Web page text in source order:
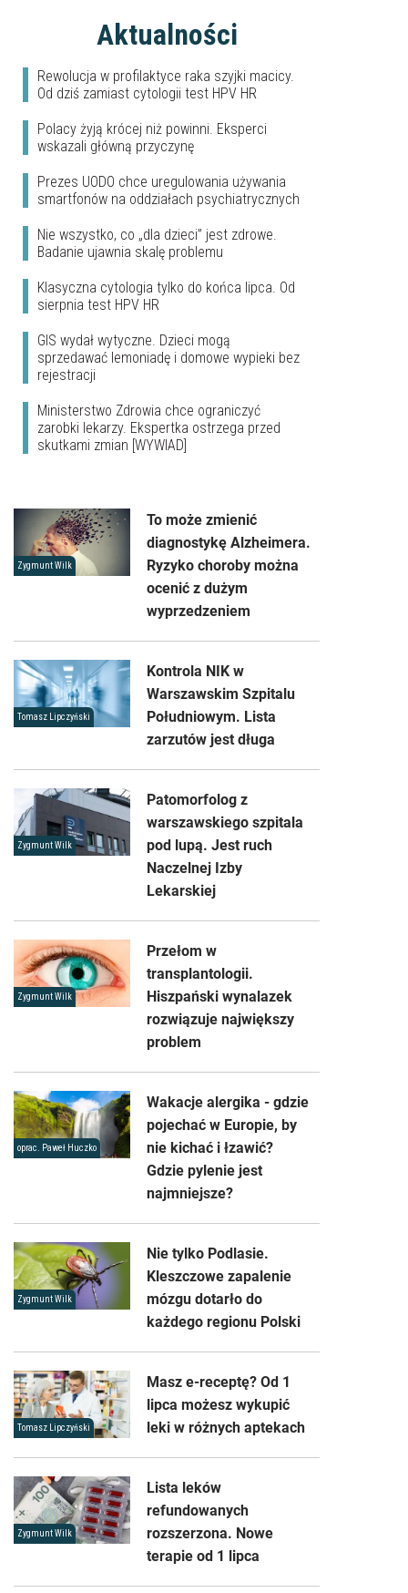
Aktualności
Rewolucja w profilaktyce raka szyjki macicy.
Od dziś zamiast cytologii test HPV HR
Polacy żyją krócej niż powinni. Eksperci
wskazali główną przyczynę
Prezes UODO chce uregulowania używania
smartfonów na oddziałach psychiatrycznych
Nie wszystko, co „dla dzieci” jest zdrowe.
Badanie ujawnia skalę problemu
Klasyczna cytologia tylko do końca lipca. Od
sierpnia test HPV HR
GIS wydał wytyczne. Dzieci mogą
sprzedawać lemoniadę i domowe wypieki bez
rejestracji
Ministerstwo Zdrowia chce ograniczyć
zarobki lekarzy. Ekspertka ostrzega przed
skutkami zmian [WYWIAD]
Zygmunt Wilk
To może zmienić
diagnostykę Alzheimera.
Ryzyko choroby można
ocenić z dużym
wyprzedzeniem
Tomasz Lipczyński
Kontrola NIK w
Warszawskim Szpitalu
Południowym. Lista
zarzutów jest długa
Zygmunt Wilk
Patomorfolog z
warszawskiego szpitala
pod lupą. Jest ruch
Naczelnej Izby
Lekarskiej
Zygmunt Wilk
Przełom w
transplantologii.
Hiszpański wynalazek
rozwiązuje największy
problem
oprac. Paweł Huczko
Wakacje alergika - gdzie
pojechać w Europie, by
nie kichać i łzawić?
Gdzie pylenie jest
najmniejsze?
Zygmunt Wilk
Nie tylko Podlasie.
Kleszczowe zapalenie
mózgu dotarło do
każdego regionu Polski
Tomasz Lipczyński
Masz e-receptę? Od 1
lipca możesz wykupić
leki w różnych aptekach
Zygmunt Wilk
Lista leków
refundowanych
rozszerzona. Nowe
terapie od 1 lipca